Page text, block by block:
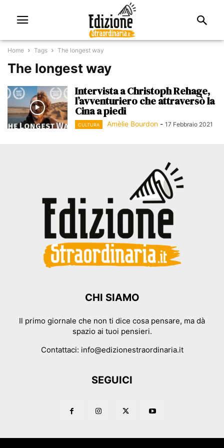
Home Tags The longest way
The longest way
Intervista a Christoph Rehage,
l’avventuriero che attraversò la
Cina a piedi
CULTURA Amèlie Bourdon - 17 Febbraio 2021
CHI SIAMO
Il primo giornale che non ti dice cosa pensare, ma dà
spazio ai tuoi pensieri.
Contattaci: info@edizionestraordinaria.it
SEGUICI